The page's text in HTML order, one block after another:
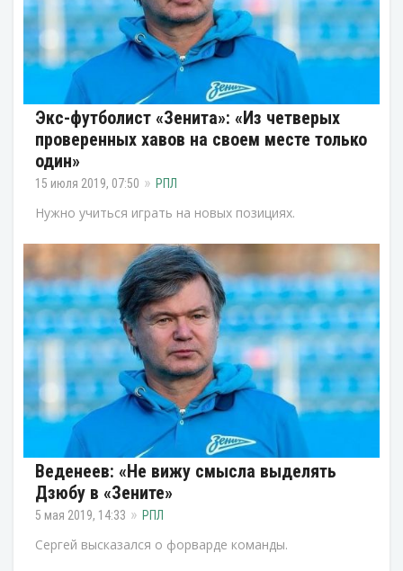
Экс-футболист «Зенита»: «Из четверых
проверенных хавов на своем месте только
один»
15 июля 2019, 07:50 РПЛ
Нужно учиться играть на новых позициях.
Веденеев: «Не вижу смысла выделять
Дзюбу в «Зените»
5 мая 2019, 14:33 РПЛ
Сергей высказался о форварде команды.